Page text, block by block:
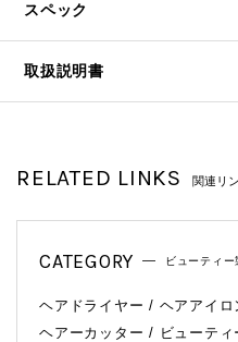
スペック
取扱説明書
RELATED LINKS 関連リ
CATEGORY ビューティ
ヘアドライヤー ヘアアイロ
ヘアーカッター
ビューティ